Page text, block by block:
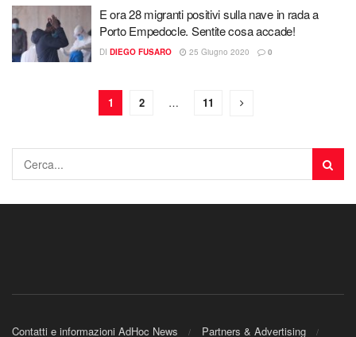
E ora 28 migranti positivi sulla nave in rada a
Porto Empedocle. Sentite cosa accade!
DI DIEGO FUSARO 25 Giugno 2020 0
1 2 … 11
Contatti e informazioni AdHoc News Partners & Advertising